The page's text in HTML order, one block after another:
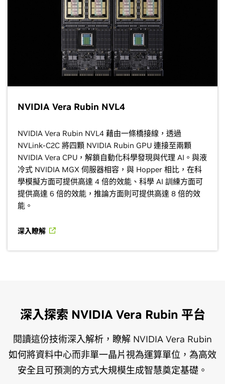
NVIDIA Vera Rubin NVL4
NVIDIA Vera Rubin NVL4 藉由一條橋接線，透過
NVLink-C2C 將四顆 NVIDIA Rubin GPU 連接至兩顆
NVIDIA Vera CPU，解鎖自動化科學發現與代理 AI。與液
冷式 NVIDIA MGX 伺服器相容，與 Hopper 相比，在科
學模擬方面可提供高達 4 倍的效能、科學 AI 訓練方面可
提供高達 6 倍的效能，推論方面則可提供高達 8 倍的效
能。
深入瞭解
深入探索 NVIDIA Vera Rubin 平台
閱讀這份技術深入解析，瞭解 NVIDIA Vera Rubin
如何將資料中心而非單一晶片視為運算單位，為高效
安全且可預測的方式大規模生成智慧奠定基礎。